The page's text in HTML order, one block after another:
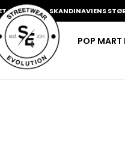
SKANDINAVIENS STØRSTE
POP MART